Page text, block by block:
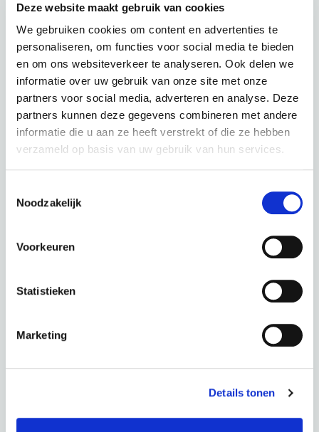
Deze website maakt gebruik van cookies
We gebruiken cookies om content en advertenties te
personaliseren, om functies voor social media te bieden
en om ons websiteverkeer te analyseren. Ook delen we
informatie over uw gebruik van onze site met onze
partners voor social media, adverteren en analyse. Deze
partners kunnen deze gegevens combineren met andere
informatie die u aan ze heeft verstrekt of die ze hebben
verzameld op basis van uw gebruik van hun services.
Noodzakelijk
Voorkeuren
Statistieken
Marketing
Details tonen
Leveren
Lening op afbetaling bij Lease-mijn-fiets.be
kleur: Silk Grey Matt
€48,24 p.m.
Periode
60 Maanden
Totaal
€ 48,24 p.m.